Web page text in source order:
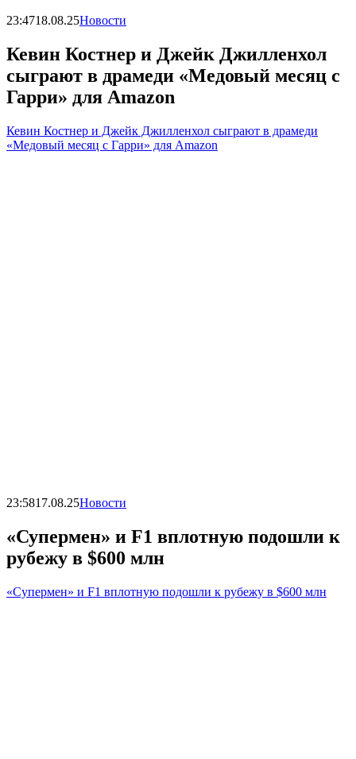
23:4718.08.25Новости
Кевин Костнер и Джейк Джилленхол
сыграют в драмеди «Медовый месяц с
Гарри» для Amazon
Кевин Костнер и Джейк Джилленхол сыграют в драмеди
«Медовый месяц с Гарри» для Amazon
23:5817.08.25Новости
«Супермен» и F1 вплотную подошли к
рубежу в $600 млн
«Супермен» и F1 вплотную подошли к рубежу в $600 млн